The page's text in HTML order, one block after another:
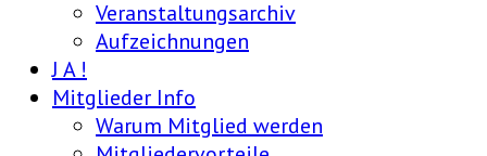
Veranstaltungsarchiv
Aufzeichnungen
J A !
Mitglieder Info
Warum Mitglied werden